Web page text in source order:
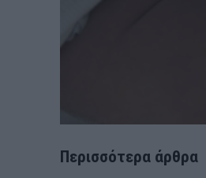
Περισσότερα άρθρα